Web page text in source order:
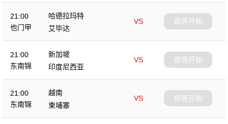
21:00
也门甲
哈德拉玛特
VS
艾毕达
即将开始
21:00
东南锦
新加坡
VS
印度尼西亚
即将开始
21:00
东南锦
越南
VS
柬埔寨
即将开始